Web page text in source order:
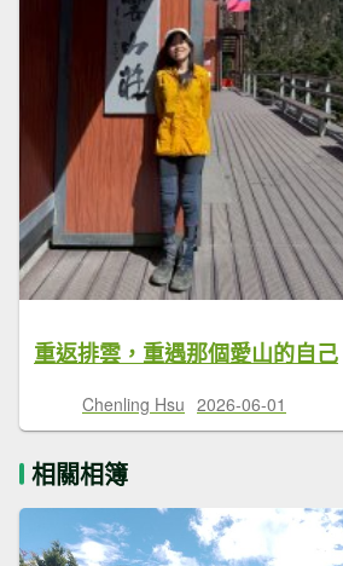
重返排雲，重遇那個愛山的自己
Chenling Hsu 2026-06-01
相關相簿